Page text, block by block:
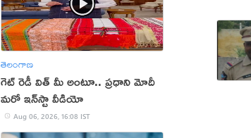
తెలంగాణ
గెట్ రెడీ విత్ మీ అంటూ.. ప్రధాని మోదీ
మరో ఇన్‌స్టా వీడియో
Aug 06, 2026, 16:08 IST